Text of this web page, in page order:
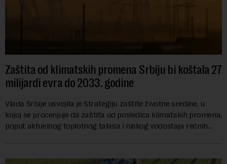
Zaštita od klimatskih promena Srbiju bi koštala 27
milijardi evra do 2033. godine
Vlada Srbije usvojila je Strategiju zaštite životne sredine, u
kojoj se procenjuje da zaštita od posledica klimatskih promena,
poput aktuelnog toplotnog talasa i niskog vodostaja rečnih